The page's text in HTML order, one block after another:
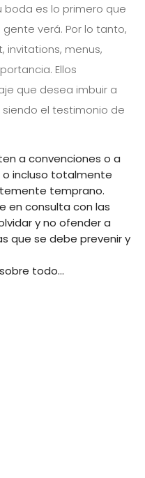
boda es lo primero que
gente verá. Por lo tanto,
invitations, menus,
Ellos
que desea imbuir a
el testimonio de
a convenciones o a
o incluso totalmente
temprano.
en consulta con las
y no ofender a
que se debe prevenir y
todo...